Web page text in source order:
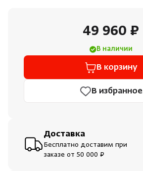
49 960 ₽
В наличии
В корзину
В избранное
Доставка
Бесплатно доставим при
заказе от 50 000 ₽